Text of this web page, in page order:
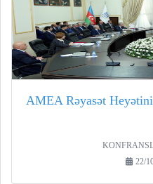
AMEA Rəyasət
22/